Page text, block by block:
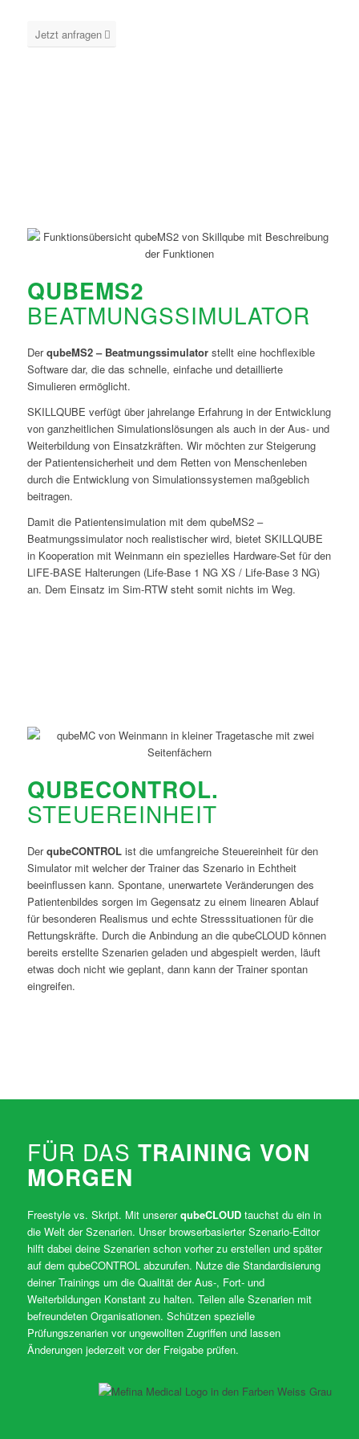
Jetzt anfragen
QUBEMS2
BEATMUNGSSIMULATOR
DerqubeMS2 – Beatmungssimulatorstellt eine hochflexible
Software dar, die das schnelle, einfache und detaillierte
Simulieren ermöglicht.
SKILLQUBE verfügt über jahrelange Erfahrung in der Entwicklung
von ganzheitlichen Simulationslösungen als auch in der Aus- und
Weiterbildung von Einsatzkräften. Wir möchten zur Steigerung
der Patientensicherheit und dem Retten von Menschenleben
durch die Entwicklung von Simulationssystemen maßgeblich
beitragen.
Damit die Patientensimulation mit dem qubeMS2 –
Beatmungssimulator noch realistischer wird, bietet SKILLQUBE
in Kooperation mit Weinmann ein spezielles Hardware-Set für den
LIFE-BASE Halterungen (Life-Base 1 NG XS / Life-Base 3 NG)
an. Dem Einsatz im Sim-RTW steht somit nichts im Weg.
QUBECONTROL.
STEUEREINHEIT
DerqubeCONTROList die umfangreiche Steuereinheit für den
Simulator mit welcher der Trainer das Szenario in Echtheit
beeinflussen kann. Spontane, unerwartete Veränderungen des
Patientenbildes sorgen im Gegensatz zu einem linearen Ablauf
für besonderen Realismus und echte Stresssituationen für die
Rettungskräfte. Durch die Anbindung an die qubeCLOUD können
bereits erstellte Szenarien geladen und abgespielt werden, läuft
etwas doch nicht wie geplant, dann kann der Trainer spontan
eingreifen.
FÜR DAS TRAINING VON
MORGEN
Freestyle vs. Skript. Mit unsererqubeCLOUD tauchst du ein in
die Welt der Szenarien. Unser browserbasierter Szenario-Editor
hilft dabei deine Szenarien schon vorher zu erstellen und später
auf dem qubeCONTROL abzurufen. Nutze die Standardisierung
deiner Trainings um die Qualität der Aus-, Fort- und
Weiterbildungen Konstant zu halten. Teilen alle Szenarien mit
befreundeten Organisationen. Schützen spezielle
Prüfungszenarien vor ungewollten Zugriffen und lassen
Änderungen jederzeit vor der Freigabe prüfen.